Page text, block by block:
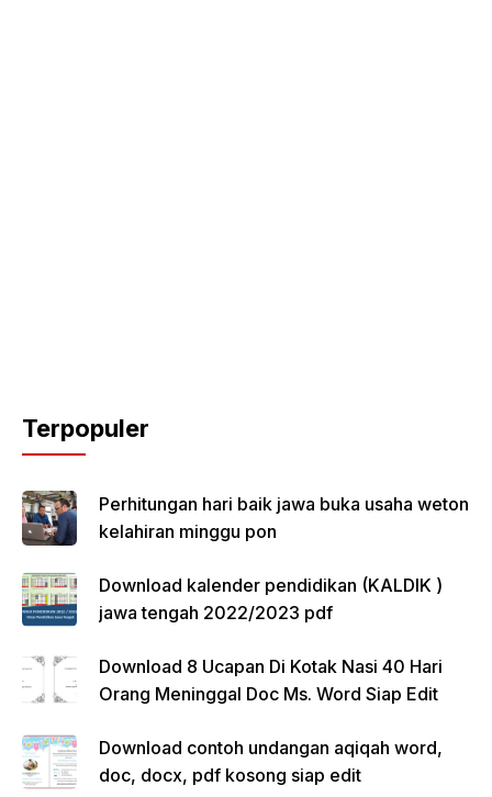
Terpopuler
Perhitungan hari baik jawa buka usaha weton
kelahiran minggu pon
Download kalender pendidikan (KALDIK )
jawa tengah 2022/2023 pdf
Download 8 Ucapan Di Kotak Nasi 40 Hari
Orang Meninggal Doc Ms. Word Siap Edit
Download contoh undangan aqiqah word,
doc, docx, pdf kosong siap edit